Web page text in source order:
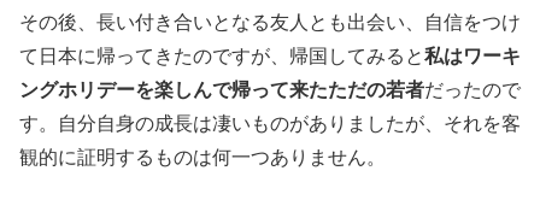
その後、長い付き合いとなる友人とも出会い、自信をつけ
て日本に帰ってきたのですが、帰国してみると私はワーキ
ングホリデーを楽しんで帰って来たただの若者だったので
す。自分自身の成長は凄いものがありましたが、それを客
観的に証明するものは何一つありません。